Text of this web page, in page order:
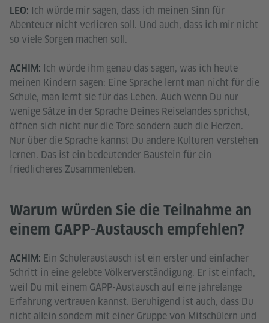
LEO: Ich würde mir sagen, dass ich meinen Sinn für
Abenteuer nicht verlieren soll. Und auch, dass ich mir nicht
so viele Sorgen machen soll.
ACHIM: Ich würde ihm genau das sagen, was ich heute
meinen Kindern sagen: Eine Sprache lernt man nicht für die
Schule, man lernt sie für das Leben. Auch wenn Du nur
wenige Sätze in der Sprache Deines Reiselandes sprichst,
öffnen sich nicht nur die Tore sondern auch die Herzen.
Nur über die Sprache kannst Du andere Kulturen verstehen
lernen. Das ist ein bedeutender Baustein für ein
friedlicheres Zusammenleben.
Warum würden Sie die Teilnahme an
einem GAPP-Austausch empfehlen?
ACHIM: Ein Schüleraustausch ist ein erster und einfacher
Schritt in eine gelebte Völkerverständigung. Er ist einfach,
weil Du mit einem GAPP-Austausch auf eine jahrelange
Erfahrung vertrauen kannst. Beruhigend ist auch, dass Du
nicht allein sondern mit einer Gruppe von Mitschülern und